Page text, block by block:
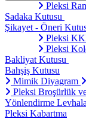
Pleksi
Sadaka Kutusu
Şikayet - Öneri
Pleksi
Pleksi
Bakliyat Kutusu
Bahşiş Kutusu
Mimik Diyagram
Pleksi Broşürlük
Yönlendirme
Pleksi Kabartma